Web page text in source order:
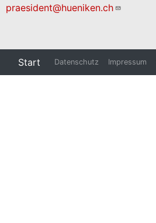
praesident@hueniken.ch
Start Datenschutz Impressum